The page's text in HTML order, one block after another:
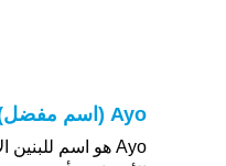
Ayo (اسم مفضل)